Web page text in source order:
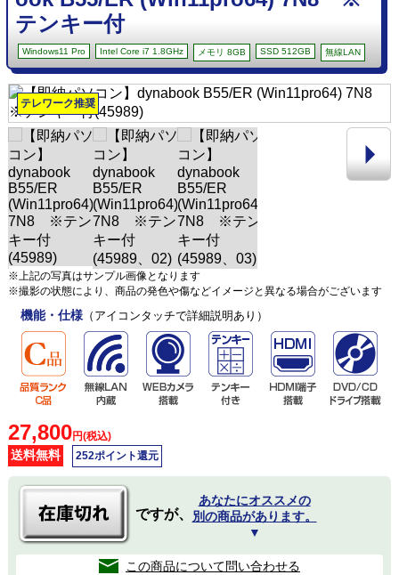
テンキー付
Windows11 Pro Intel Core i7 1.8GHz メモリ 8GB SSD 512GB 無線LAN
テレワーク推奨
※上記の写真はサンプル画像となります
※撮影の状態により、商品の発色や傷などイメージと異なる場合がございます
機能・仕様（アイコンタッチで詳細説明あり）
27,800円(税込)
送料無料 252ポイント還元
ですが、
あなたにオススメの
別の商品があります。
▼
この商品について問い合わせる